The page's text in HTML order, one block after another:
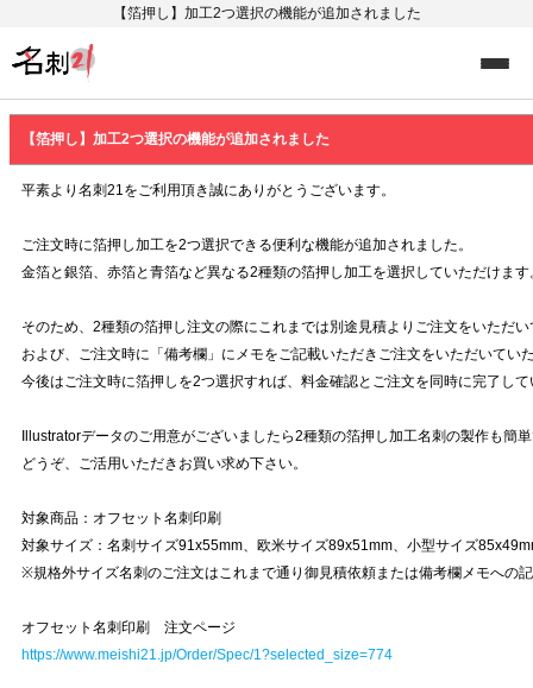
【箔押し】加工2つ選択の機能が追加されました
【箔押し】加工2つ選択の機能が追加されました
平素より名刺21をご利用頂き誠にありがとうございます。
ご注文時に箔押し加工を2つ選択できる便利な機能が追加されました。
金箔と銀箔、赤箔と青箔など異なる2種類の箔押し加工を選択していただけま
そのため、2種類の箔押し注文の際にこれまでは別途見積よりご注文をいただ
および、ご注文時に「備考欄」にメモをご記載いただきご注文をいただいてい
今後はご注文時に箔押しを2つ選択すれば、料金確認とご注文を同時に完了し
Illustratorデータのご用意がございましたら2種類の箔押し加工名刺の製作も簡
どうぞ、ご活用いただきお買い求め下さい。
対象商品：オフセット名刺印刷
対象サイズ：名刺サイズ91x55mm、欧米サイズ89x51mm、小型サイズ
※規格外サイズ名刺のご注文はこれまで通り御見積依頼または備考欄メモへの
オフセット名刺印刷 注文ページ
https://www.meishi21.jp/Order/Spec/1?selected_size=774